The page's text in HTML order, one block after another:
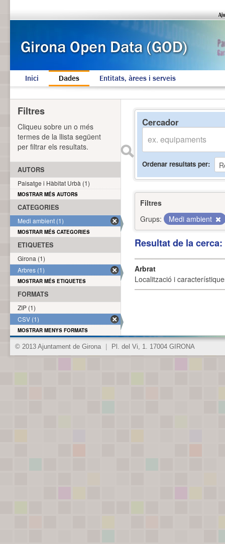
Inici Dades Entitats, àrees i serveis
Cercador
Ordenar resultats per
Filtres
Grups:
Medi ambient
Resultat de la
Arbrat
Localització i
Filtres
Cliqueu sobre un o més
termes de la llista següent
per filtrar els resultats.
AUTORS
Paisatge i Hàbitat Urbà (1)
MOSTRAR MÉS AUTORS
CATEGORIES
Medi ambient (1)
MOSTRAR MÉS CATEGORIES
ETIQUETES
Girona (1)
Arbres (1)
MOSTRAR MÉS ETIQUETES
FORMATS
ZIP (1)
CSV (1)
MOSTRAR MENYS FORMATS
© 2013 Ajuntament de Girona Pl. del Vi, 1. 17004 GIRONA